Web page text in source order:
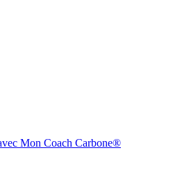
Mon Coach Carbone®